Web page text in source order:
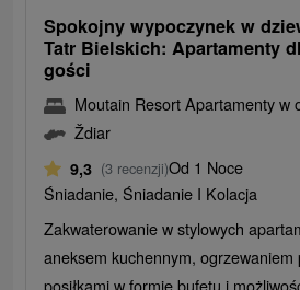
Spokojny wypoczynek w
Tatr Bielskich: Apartamenty
gości
Moutain Resort Apartamenty w
Ždiar
9,3 (3 recenzji)Od 1 Noce
Śniadanie, Śniadanie I Kolacja
Zakwaterowanie w stylowych
aneksem kuchennym, ogrzewaniem
posiłkami w formie bufetu i